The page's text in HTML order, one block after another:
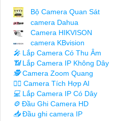
Bộ Camera Quan Sát
camera Dahua
Camera HIKVISON
camera KBvision
️🎤️ Lắp Camera Có Thu Âm
📶Lắp Camera IP Không Dây
🕵️Camera Zoom Quang
🧛‍♀️ Camera Tích Hợp AI
💻 Lắp Camera IP Có Dây
⚙️ Đầu Ghi Camera HD
📥Đầu ghi camera IP